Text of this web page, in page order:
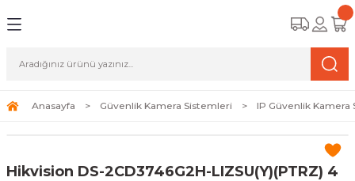
Sistemleri
Sistemleri (Network Kameraları)
ve Depolama Çözümleri
Güvenlik
Duvarı) Cihazları
Ağ Yönlendiricileri
ve Depolama Ürünleri
SSD
Anasayfa Güvenlik Kamera Sistemleri IP Güvenlik Kamera
Hikvision DS-2CD3746G2H-LIZSU(Y)(PTRZ) 4